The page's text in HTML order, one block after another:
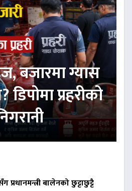
बजारमा ग्यास
प्रहरीको
प्रधानमन्त्री बालेनको छुट्टाछुट्टै